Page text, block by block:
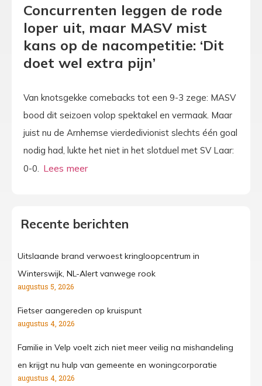
Concurrenten leggen de rode
loper uit, maar MASV mist
kans op de nacompetitie: ‘Dit
doet wel extra pijn’
Van knotsgekke comebacks tot een 9-3 zege: MASV
bood dit seizoen volop spektakel en vermaak. Maar
juist nu de Arnhemse vierdedivionist slechts één goal
nodig had, lukte het niet in het slotduel met SV Laar:
0-0.
Recente berichten
Uitslaande brand verwoest kringloopcentrum in
Winterswijk, NL-Alert vanwege rook
augustus 5, 2026
Fietser aangereden op kruispunt
augustus 4, 2026
Familie in Velp voelt zich niet meer veilig na mishandeling
en krijgt nu hulp van gemeente en woningcorporatie
augustus 4, 2026